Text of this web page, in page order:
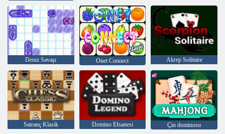
Deniz Savaşı Onet Connect Akrep Solitaire
Satranç Klasik Domino Efsanesi Çin dominosu